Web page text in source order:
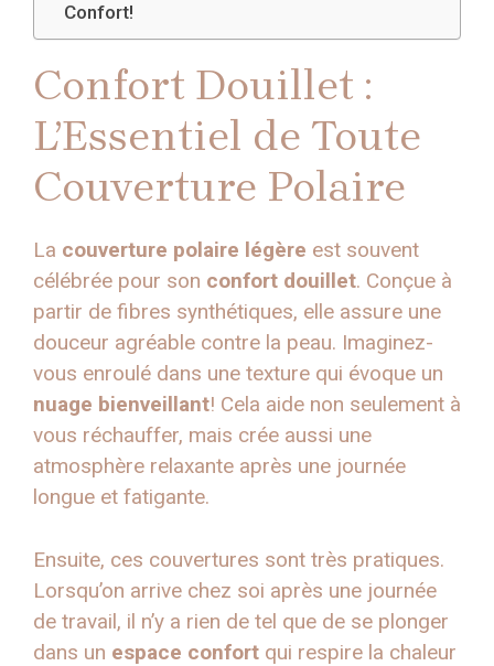
Confort!
Confort Douillet :
L’Essentiel de Toute
Couverture Polaire
La couverture polaire légère est souvent
célébrée pour son confort douillet. Conçue à
partir de fibres synthétiques, elle assure une
douceur agréable contre la peau. Imaginez-
vous enroulé dans une texture qui évoque un
nuage bienveillant! Cela aide non seulement à
vous réchauffer, mais crée aussi une
atmosphère relaxante après une journée
longue et fatigante.
Ensuite, ces couvertures sont très pratiques.
Lorsqu’on arrive chez soi après une journée
de travail, il n’y a rien de tel que de se plonger
dans un espace confort qui respire la chaleur